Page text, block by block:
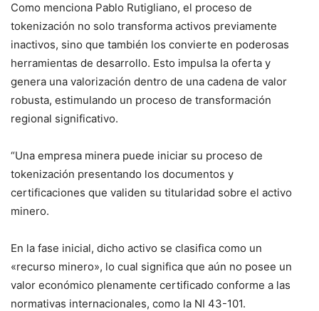
Como menciona Pablo Rutigliano, el proceso de
tokenización no solo transforma activos previamente
inactivos, sino que también los convierte en poderosas
herramientas de desarrollo. Esto impulsa la oferta y
genera una valorización dentro de una cadena de valor
robusta, estimulando un proceso de transformación
regional significativo.
“Una empresa minera puede iniciar su proceso de
tokenización presentando los documentos y
certificaciones que validen su titularidad sobre el activo
minero.
En la fase inicial, dicho activo se clasifica como un
«recurso minero», lo cual significa que aún no posee un
valor económico plenamente certificado conforme a las
normativas internacionales, como la NI 43-101.